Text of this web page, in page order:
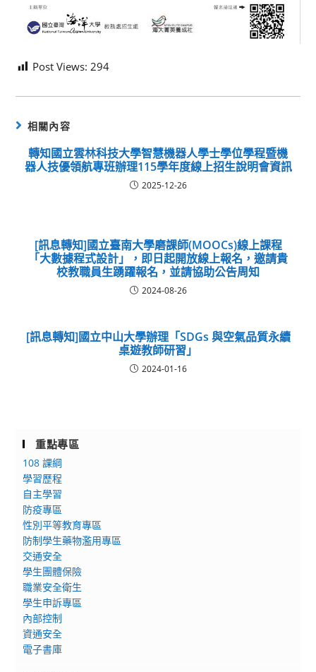
Post Views: 294
相關內容
轉知國立雲林科技大學智慧機器人學士學位學程暨機
器人技優領航專班辦理115學年度線上招生說明會資訊
2025-12-26
[訊息轉知]國立臺南大學磨課師(MOOCs)線上課程
「大數據程式設計」，即日起開放線上報名，邀請貴
校教職員生踴躍報名，並請協助公告周知
2024-08-26
[訊息轉知]國立中山大學辦理「SDGs 與空氣品質永續
桌遊教師研習」
2024-01-16
重點專區
108 課綱
學習歷程
自主學習
防疫專區
性別平等教育專區
防制學生藥物濫用專區
交通安全
學生團體保險
職業安全衛生
學生申訴專區
內部控制
資通安全
電子書庫